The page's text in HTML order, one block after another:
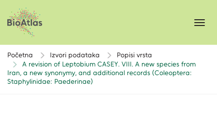
Početna Izvori podataka
Popisi vrsta
A revision of Leptobium CASEY. VIII. A new species from
Iran, a new synonymy, and additional records (Coleoptera:
Staphylinidae: Paederinae)